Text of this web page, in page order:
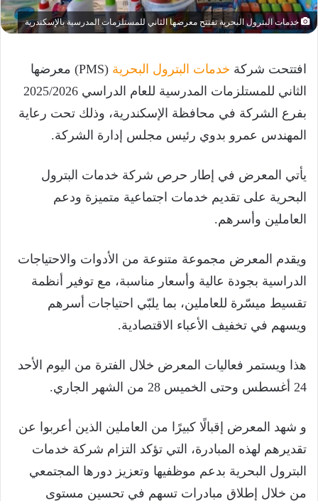
خدمات البترول البحرية تفتتح معرضها الثاني للمستلزمات المدرسية بالإسكندرية
افتتحت شركة خدمات البترول البحرية
(PMS) معرضها
الثاني للمستلزمات المدرسية للعام الدراسي 2025/2026
بفرع الشركة في محافظة الإسكندرية، وذلك تحت رعاية
المهندس عمرو بدوي رئيس مجلس إدارة الشركة.
يأتي المعرض في إطار حرص شركة خدمات البترول
البحرية على تقديم خدمات اجتماعية متميزة ودعم
العاملين وأسرهم.
ويقدم المعرض مجموعة متنوعة من الأدوات والاحتياجات
الدراسية بجودة عالية وأسعار مناسبة، مع توفير أنظمة
تقسيط ميسّرة للعاملين، بما يلبّي احتياجات أسرهم
ويسهم في تخفيف الأعباء الاقتصادية.
هذا ويستمر فعاليات المعرض خلال الفترة من اليوم الأحد
24 أغسطس وحتى الخميس 28 من الشهر الجاري.
و شهد المعرض إقبالًا كبيرًا من العاملين الذين أعربوا عن
تقديرهم لهذه المبادرة، التي تؤكد التزام شركة خدمات
البترول البحرية بدعم موظفيها وتعزيز دورها المجتمعي
من خلال إطلاق مبادرات تسهم في تحسين مستوى